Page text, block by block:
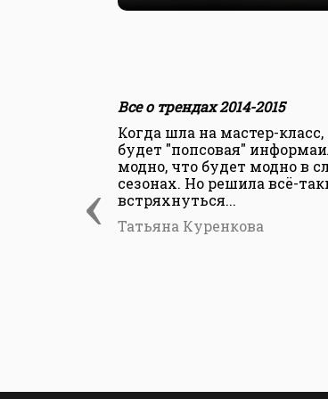
‹
Все о трендах 2014-2015
Когда шла на мастер-
будет "попсовая"
модно, что будет модно в
сезонах. Но решила всё-
встряхнуться...
Татьяна Куренкова